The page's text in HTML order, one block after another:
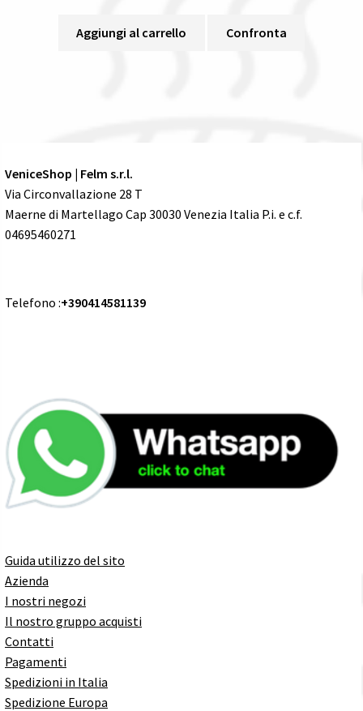
Aggiungi al carrello Confronta
VeniceShop | Felm s.r.l.
Via Circonvallazione 28 T
Maerne di Martellago Cap 30030 Venezia Italia P.i. e c.f.
04695460271
Telefono :+390414581139
Guida utilizzo del sito
Azienda
I nostri negozi
Il nostro gruppo acquisti
Contatti
Pagamenti
Spedizioni in Italia
Spedizione Europa